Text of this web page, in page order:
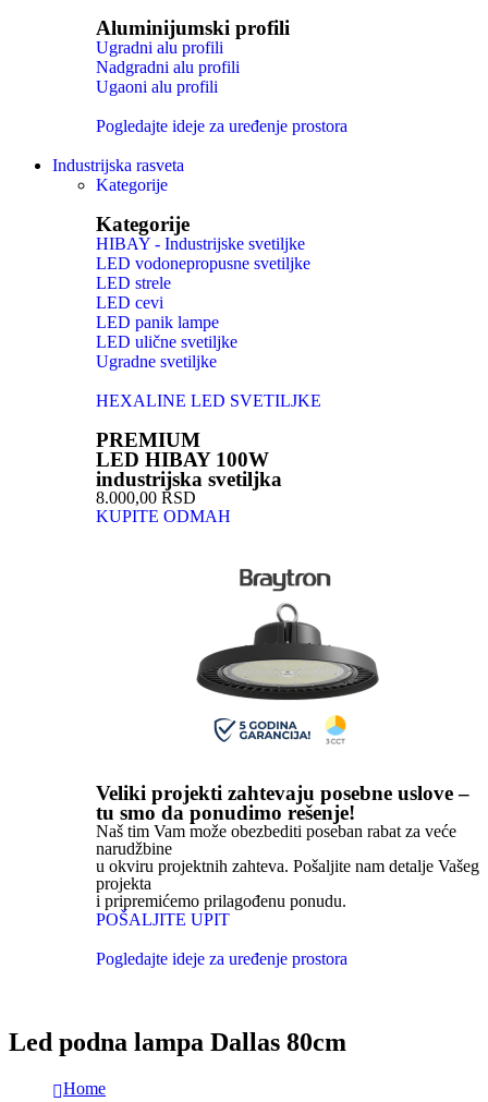
Aluminijumski profili
Ugradni alu profili
Nadgradni alu profili
Ugaoni alu profili
Pogledajte ideje za uređenje prostora
Industrijska rasveta
Kategorije
Kategorije
HIBAY - Industrijske svetiljke
LED vodonepropusne svetiljke
LED strele
LED cevi
LED panik lampe
LED ulične svetiljke
Ugradne svetiljke
HEXALINE LED SVETILJKE
PREMIUM
LED HIBAY 100W
industrijska svetiljka
8.000,00 RSD
KUPITE ODMAH
Veliki projekti zahtevaju posebne uslove –
tu smo da ponudimo rešenje!
Naš tim Vam može obezbediti poseban rabat za veće
narudžbine
u okviru projektnih zahteva. Pošaljite nam detalje Vašeg
projekta
i pripremićemo prilagođenu ponudu.
POŠALJITE UPIT
Pogledajte ideje za uređenje prostora
Led podna lampa Dallas 80cm
Home